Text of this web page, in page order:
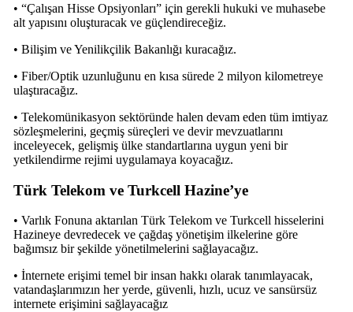
• “Çalışan Hisse Opsiyonları” için gerekli hukuki ve muhasebe
alt yapısını oluşturacak ve güçlendireceğiz.
• Bilişim ve Yenilikçilik Bakanlığı kuracağız.
• Fiber/Optik uzunluğunu en kısa sürede 2 milyon kilometreye
ulaştıracağız.
• Telekomünikasyon sektöründe halen devam eden tüm imtiyaz
sözleşmelerini, geçmiş süreçleri ve devir mevzuatlarını
inceleyecek, gelişmiş ülke standartlarına uygun yeni bir
yetkilendirme rejimi uygulamaya koyacağız.
Türk Telekom ve Turkcell Hazine’ye
• Varlık Fonuna aktarılan Türk Telekom ve Turkcell hisselerini
Hazineye devredecek ve çağdaş yönetişim ilkelerine göre
bağımsız bir şekilde yönetilmelerini sağlayacağız.
• İnternete erişimi temel bir insan hakkı olarak tanımlayacak,
vatandaşlarımızın her yerde, güvenli, hızlı, ucuz ve sansürsüz
internete erişimini sağlayacağız